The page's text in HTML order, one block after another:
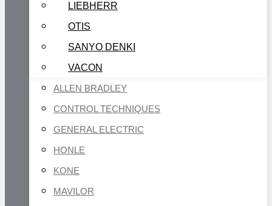
LIEBHERR
OTIS
SANYO DENKI
VACON
ALLEN BRADLEY
CONTROL TECHNIQUES
GENERAL ELECTRIC
HONLE
KONE
MAVILOR